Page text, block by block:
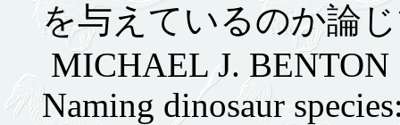
を与えているのか論
MICHAEL J. BENTON
Naming dinosaur